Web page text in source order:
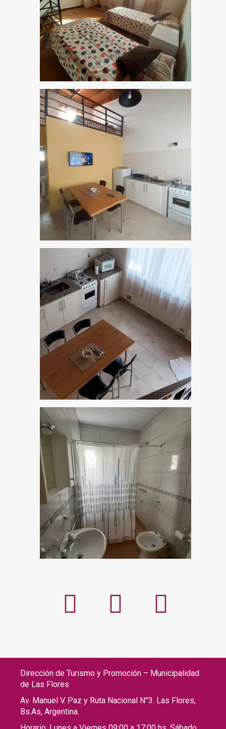
Dirección de Turismo y Promoción – Municipalidad
de Las Flores
Av. Manuel V. Paz y Ruta Nacional N°3. Las Flores,
Bs.As, Argentina.